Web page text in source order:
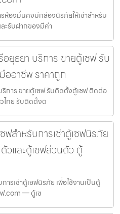
องมั่นคงมีกล่องนิรภัยให้เช่าสำหรับ
ละรับฝากของมีค่า
ยุธยา บริการ ขายตู้เซฟ รับ
อาชีพ ราคาถูก
การ ขายตู้เซฟ รับติดตั้งตู้เซฟ ติดต่อ
ไทย รับติดตั้งต
ฟสำหรับการเช่าตู้เซฟนิรภัย
วและตู้เซฟส่วนตัว ตู้
ารเช่าตู้เซฟนิรภัย เพื่อใช้งานเป็นตู้
.com — ตู้เซ